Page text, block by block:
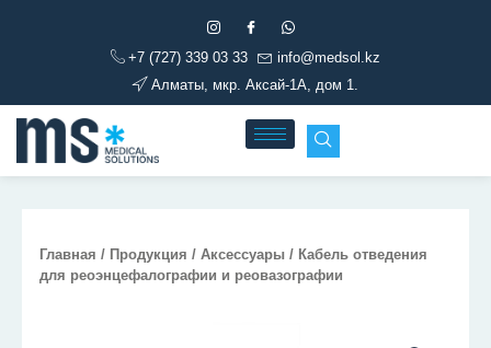
+7 (727) 339 03 33
info@medsol.kz
Алматы, мкр. Аксай-1А, дом 1.
Главная / Продукция / Аксессуары / Кабель отведения
для реоэнцефалографии и реовазографии